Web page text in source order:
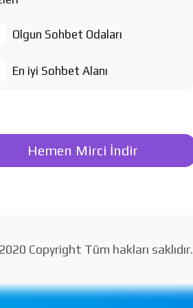
Olgun Sohbet Odaları
En iyi Sohbet Alanı
Hemen Mirci İndir
Copyright Tüm hakları saklıdır.